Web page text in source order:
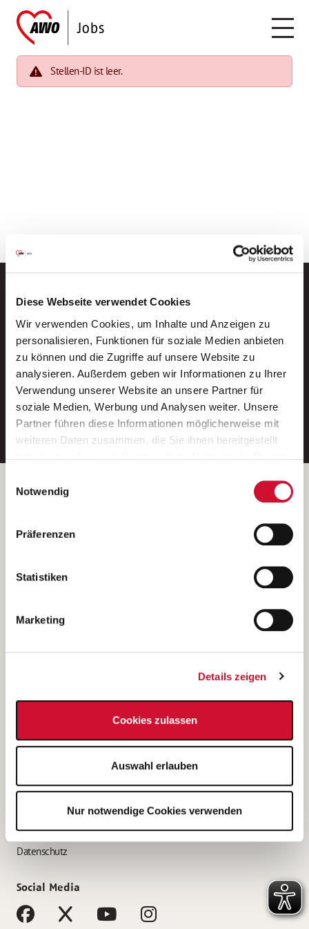
Diese Webseite verwendet Cookies
Wir verwenden Cookies, um Inhalte und Anzeigen zu
personalisieren, Funktionen für soziale Medien anbieten
zu können und die Zugriffe auf unsere Website zu
analysieren. Außerdem geben wir Informationen zu Ihrer
Verwendung unserer Website an unsere Partner für
soziale Medien, Werbung und Analysen weiter. Unsere
Partner führen diese Informationen möglicherweise mit
weiteren Daten zusammen, die Sie ihnen bereitgestellt
Wenn Sie auf „Cookies zulassen“ klicken, so stimmen
Sie der Speicherung sämtlicher Cookies zu. Sie können
Ihre Einwilligung selbstverständlich jederzeit widerrufen,
indem Sie die Cookie-Einstellungen aufrufen und diese
unsererDatenschutzerklärung
Notwendig
Präferenzen
Statistiken
Marketing
Details zeigen
Cookies zulassen
Auswahl erlauben
Nur notwendige Cookies verwenden
Stellen-ID ist leer.
Neue Stellen per E-Mail.
Ein kostenloser Service von AWO
Jobs.
E-Mail-Adresse eintragen
Betreiber der Webseite
Kantstraße 45a
(Ein Tochterunternehmen des AWO Bezirksverbandes Unterfranken
e.V.)
Bewerbung als Altenpflegehelfer*in
Bewerbung als Erzieher*in
AWO Gliederungen nach Bundesland
Impressum
Datenschutz
Social Media